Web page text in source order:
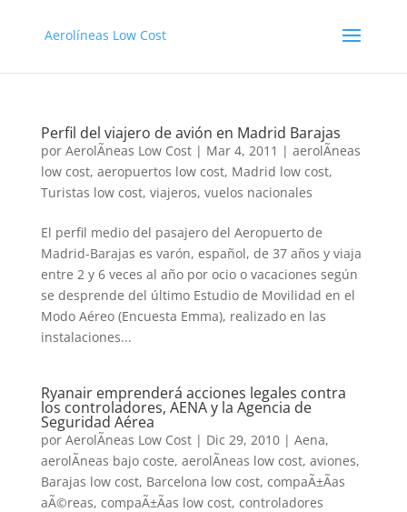
Aerolíneas Low Cost
Perfil del viajero de avión en Madrid Barajas
por AerolÃ­neas Low Cost| Mar 4, 2011 | aerolÃ­neas
low cost, aeropuertos low cost, Madrid low cost,
Turistas low cost, viajeros, vuelos nacionales
El perfil medio del pasajero del Aeropuerto de
Madrid-Barajas es varón, español, de 37 años y viaja
entre 2 y 6 veces al año por ocio o vacaciones según
se desprende del último Estudio de Movilidad en el
Modo Aéreo (Encuesta Emma), realizado en las
instalaciones...
Ryanair emprenderá acciones legales contra
los controladores, AENA y la Agencia de
Seguridad Aérea
por AerolÃ­neas Low Cost| Dic 29, 2010| Aena,
aerolÃ­neas bajo coste, aerolÃ­neas low cost, aviones,
Barajas low cost, Barcelona low cost, compaÃ±Ã­as
aÃ©reas, compaÃ±Ã­as low cost, controladores